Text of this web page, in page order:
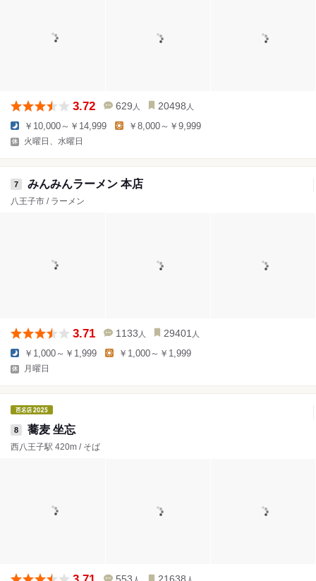
3.72 629 人 20498 人
￥10,000～￥14,999 ￥8,000～￥9,999
火曜日、水曜日
7 みんみんラーメン 本店
八王子市 / ラーメン
3.71 1133 人 29401 人
￥1,000～￥1,999 ￥1,000～￥1,999
月曜日
8 蕎麦 坐忘
西八王子駅 420m / そば